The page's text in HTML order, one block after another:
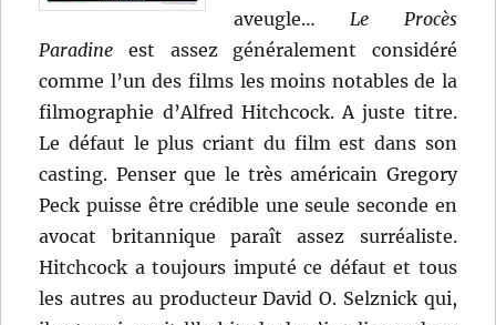
aveugle… Le Procès
Paradine est assez généralement considéré
comme l’un des films les moins notables de la
filmographie d’Alfred Hitchcock. A juste titre.
Le défaut le plus criant du film est dans son
casting. Penser que le très américain Gregory
Peck puisse être crédible une seule seconde en
avocat britannique paraît assez surréaliste.
Hitchcock a toujours imputé ce défaut et tous
les autres au producteur David O. Selznick qui,